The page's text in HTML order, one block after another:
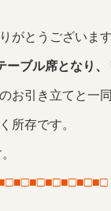
がとうございます
ーブル席となり
お引き立てと一
所存です。